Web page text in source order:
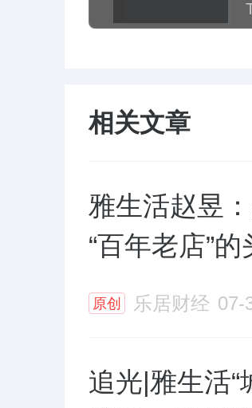
相关文章
雅生活赵昱
“百年老店”
原创 乐居财经 07-
追光|雅生活“